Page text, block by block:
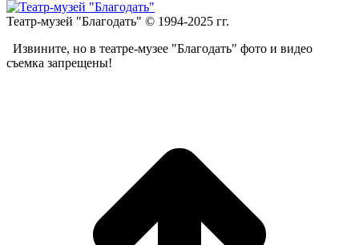
Театр-музей "Благодать" © 1994-2025 гг.
Извините, но в театре-музее "Благодать" фото и видео
съемка запрещены!